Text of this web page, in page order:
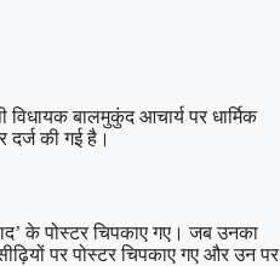
विधायक बालमुकुंद आचार्य पर धार्मिक
की गई है।
के पोस्टर चिपकाए गए। जब उनका
पर पोस्टर चिपकाए गए और उन पर